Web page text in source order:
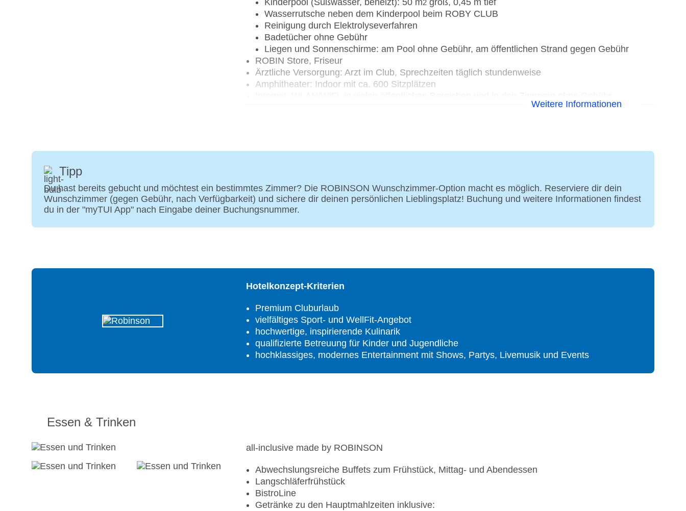
Kinderpool (Süßwasser, beheizt): 50 m2 groß, 0,45 m tief
Wasserrutsche neben dem Kinderpool beim ROBY CLUB
Reinigung durch Elektrolyseverfahren
Badetücher ohne Gebühr
Liegen und Sonnenschirme: am Pool ohne Gebühr, am öffentlichen Strand gegen Gebühr
ROBIN Store, Friseur
Ärztliche Versorgung: Arzt im Club, Sprechzeiten täglich stundenweise
Amphitheater: Indoor mit ca. 600 Sitzplätzen
Tagungseinrichtungen: 2 Tagungsräume, 60 - 187 m²
Größe des Hotels/Anlage: 100.000 m²
Etagen: 2 (kein Lift), Zimmer: 379
Landeskategorie: 3 Sterne
Weitere Informationen
Tipp
Du hast bereits gebucht und möchtest ein bestimmtes Zimmer? Die ROBINSON Wunschzimmer-Option macht es möglich. Reserviere dir dein
Wunschzimmer (gegen Gebühr, nach Verfügbarkeit) und sichere dir deinen persönlichen Lieblingsplatz! Buchung und weitere Informationen findest
du in der "myTUI App" nach Eingabe deiner Buchungsnummer.
Hotelkonzept-Kriterien
Premium Cluburlaub
vielfältiges Sport- und WellFit-Angebot
hochwertige, inspirierende Kulinarik
qualifizierte Betreuung für Kinder und Jugendliche
hochklassiges, modernes Entertainment mit Shows, Partys, Livemusik und Events
Essen & Trinken
all-inclusive made by ROBINSON
Abwechslungsreiche Buffets zum Frühstück, Mittag- und Abendessen
Langschläferfrühstück
BistroLine
Getränke zu den Hauptmahlzeiten inklusive: